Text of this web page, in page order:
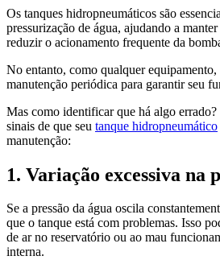
Os tanques hidropneumáticos são
pressurização de água, ajudando a
reduzir o acionamento frequente da
No entanto, como qualquer equipamento,
manutenção periódica para garantir seu
Mas como identificar que há algo
sinais de que seu tanque hidropneumático
manutenção:
1. Variação excessiva na
Se a pressão da água oscila
que o tanque está com problemas. Isso
de ar no reservatório ou ao mau
interna.